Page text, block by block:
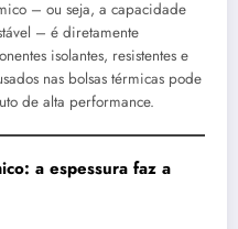
– ou seja, a capacidade
– é diretamente
isolantes, resistentes e
nas bolsas térmicas pode
de alta performance.
a espessura faz a